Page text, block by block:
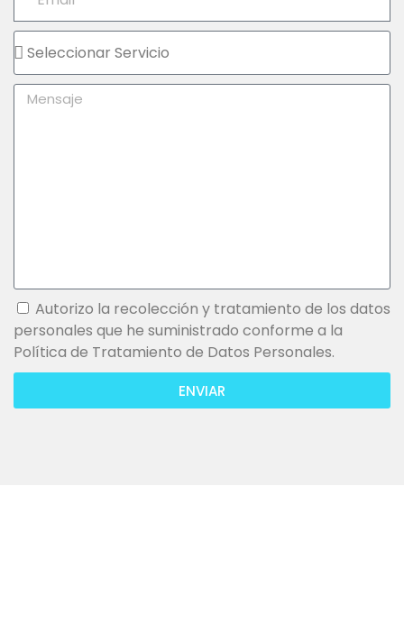
Autorizo la recolección y tratamiento de los datos
personales que he suministrado conforme a la
Política de Tratamiento de Datos Personales.
ENVIAR